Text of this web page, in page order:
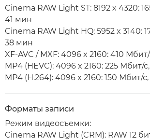
Cinema RAW Light ST: 8192 x 4320:
41 мин
Cinema RAW Light HQ: 5952 x 3140:
38 мин
XF-AVC / MXF: 4096 x 2160: 410
MP4 (HEVC): 4096 x 2160: 225 Мбит/
MP4 (H.264): 4096 x 2160: 150 Мбит/
Форматы записи
Режим видеосъемки:
Cinema RAW Light (CRM): RAW 12